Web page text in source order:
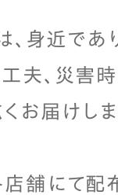
身近であ
夫、災害時
お届けしま
舗にて配布